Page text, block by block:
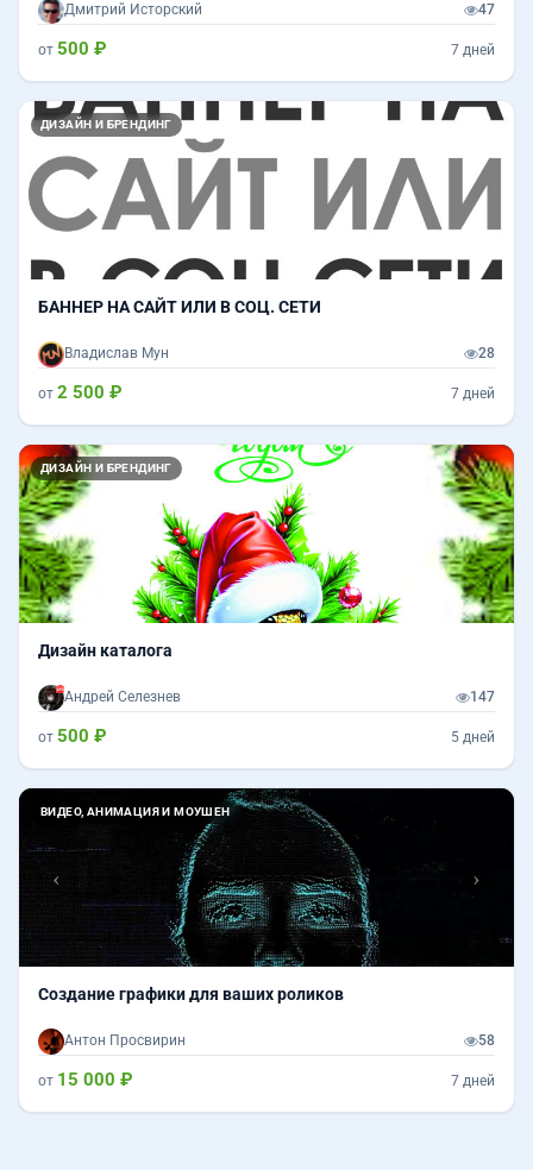
Дмитрий Исторский 47
от 500 ₽ 7 дней
ДИЗАЙН И БРЕНДИНГ
БАННЕР НА САЙТ ИЛИ В СОЦ. СЕТИ
Владислав Мун 28
от 2 500 ₽ 7 дней
ДИЗАЙН И БРЕНДИНГ
Назад
Дизайн каталога
Андрей Селезнев 147
от 500 ₽ 5 дней
ВИДЕО, АНИМАЦИЯ И МОУШЕН
Назад
Создание графики для ваших роликов
Антон Просвирин 58
от 15 000 ₽ 7 дней